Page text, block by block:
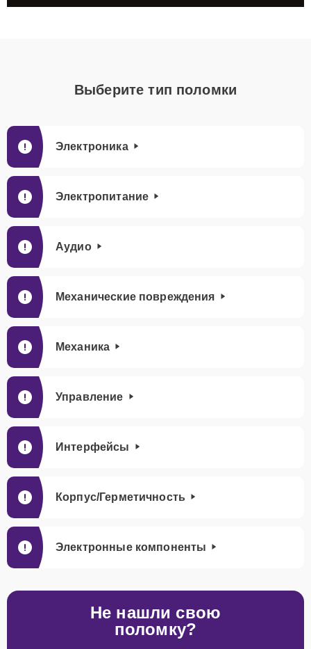
Выберите тип поломки
Электроника
Электропитание
Аудио
Механические повреждения
Механика
Управление
Интерфейсы
Корпус/Герметичность
Электронные компоненты
Не нашли свою
поломку?